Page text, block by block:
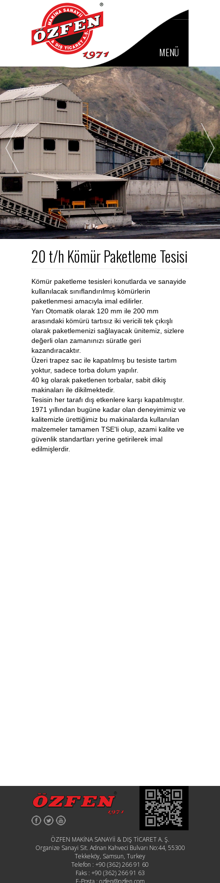
MENÜ
20 t/h Kömür Paketleme Tesisi
Kömür paketleme tesisleri konutlarda ve sanayide
kullanılacak sınıflandırılmış kömürlerin
paketlenmesi amacıyla imal edilirler.
Yarı Otomatik olarak 120 mm ile 200 mm
arasındaki kömürü tartısız iki vericili tek çıkışlı
olarak paketlemenizi sağlayacak ünitemiz, sizlere
değerli olan zamanınızı süratle geri
kazandıracaktır.
Üzeri trapez sac ile kapatılmış bu tesiste tartım
yoktur, sadece torba dolum yapılır.
40 kg olarak paketlenen torbalar, sabit dikiş
makinaları ile dikilmektedir.
Tesisin her tarafı dış etkenlere karşı kapatılmıştır.
1971 yıllından bugüne kadar olan deneyimimiz ve
kalitemizle ürettiğimiz bu makinalarda kullanılan
malzemeler tamamen TSE'li olup, azami kalite ve
güvenlik standartları yerine getirilerek imal
edilmişlerdir.
ÖZFEN MAKİNA SANAYİİ & DIŞ TİCARET A. Ş.
Organize Sanayi Sit. Adnan Kahveci Bulvarı No:44, 55300
Tekkeköy, Samsun, Turkey
Telefon : +90 (362) 266 91 60
Faks : +90 (362) 266 91 63
E-Posta : ozfen@ozfen.com